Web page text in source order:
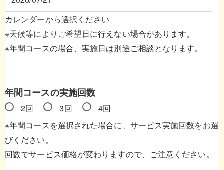
カレンダーから選択ください
※天候等によりご希望日に行えない場合があります。
※年間コースの場合、実施日は別途ご相談となります。
年間コースの実施回数
2回 3回
4回
※年間コースを選択された場合に、サービス実施回数をお選
びください。
回数でサービス価格が変わりますので、ご注意ください。